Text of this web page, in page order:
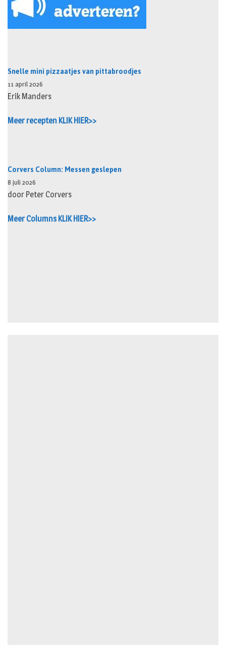
Snelle mini pizzaatjes van pittabroodjes
11 april 2026
Erik Manders
Meer recepten KLIK HIER>>
Corvers Column: Messen geslepen
8 juli 2026
door Peter Corvers
Meer Columns KLIK HIER>>